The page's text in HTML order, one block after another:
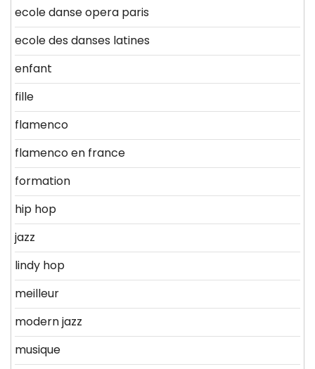
ecole danse opera paris
ecole des danses latines
enfant
fille
flamenco
flamenco en france
formation
hip hop
jazz
lindy hop
meilleur
modern jazz
musique